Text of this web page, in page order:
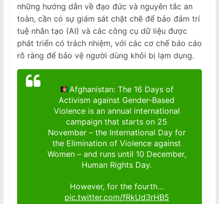
những hướng dẫn về đạo đức và nguyên tắc an
toàn, cần có sự giám sát chặt chẽ để bảo đảm trí
tuệ nhân tạo (AI) và các công cụ dữ liệu được
phát triển có trách nhiệm, với các cơ chế báo cáo
rõ ràng để bảo vệ người dùng khỏi bị lạm dụng.
Afghanistan: The 16 Days of
Activism against Gender-Based
Violence is an annual international
campaign that starts on 25
November – the International Day for
the Elimination of Violence against
Women – and runs until 10 December,
Human Rights Day.
However, for the fourth…
pic.twitter.com/fRkUd3rHB5